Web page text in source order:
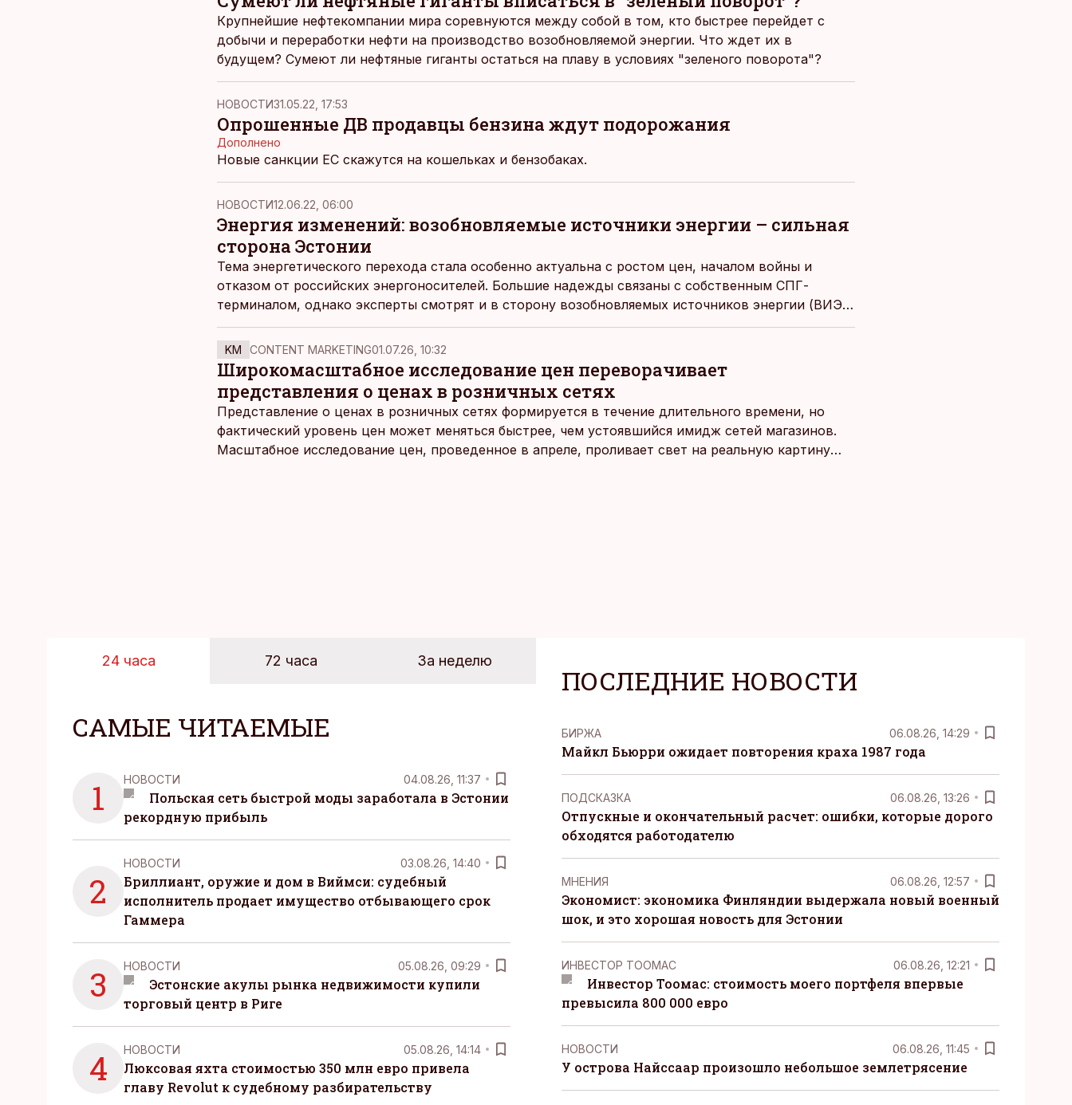
Крупнейшие нефтекомпании мира соревнуются между собой в том, кто быстрее перейдет c
добычи и переработки нефти на производство возобновляемой энергии. Что ждет их в
будущем? Сумеют ли нефтяные гиганты остаться на плаву в условиях "зеленого поворота"?
НОВОСТИ31.05.22, 17:53
Опрошенные ДВ продавцы бензина ждут подорожания
Дополнено
Новые санкции ЕС скажутся на кошельках и бензобаках.
НОВОСТИ12.06.22, 06:00
Энергия изменений: возобновляемые источники энергии – сильная
сторона Эстонии
Тема энергетического перехода стала особенно актуальна с ростом цен, началом войны и
отказом от российских энергоносителей. Большие надежды связаны с собственным СПГ-
терминалом, однако эксперты смотрят и в сторону возобновляемых источников энергии (ВИЭ).
Тем более, что доля ВИЭ в конечном энергопотреблении Эстонии значительно выше среднего
показателя по Европе.
KM CONTENT MARKETING01.07.26, 10:32
Широкомасштабное исследование цен переворачивает
представления о ценах в розничных сетях
Представление о ценах в розничных сетях формируется в течение длительного времени, но
фактический уровень цен может меняться быстрее, чем устоявшийся имидж сетей магазинов.
Масштабное исследование цен, проведенное в апреле, проливает свет на реальную картину
24 часа 72 часа За неделю
САМЫЕ ЧИТАЕМЫЕ
1 НОВОСТИ 04.08.26, 11:37
Польская сеть быстрой моды заработала в Эстонии
рекордную прибыль
2
НОВОСТИ 03.08.26, 14:40
Бриллиант, оружие и дом в Виймси: судебный
исполнитель продает имущество отбывающего срок
Гаммера
3 НОВОСТИ 05.08.26, 09:29
Эстонские акулы рынка недвижимости купили
торговый центр в Риге
4 НОВОСТИ 05.08.26, 14:14
Люксовая яхта стоимостью 350 млн евро привела
главу Revolut к судебному разбирательству
ПОСЛЕДНИЕ НОВОСТИ
БИРЖА 06.08.26, 14:29
Майкл Бьюрри ожидает повторения краха 1987 года
ПОДСКАЗКА 06.08.26, 13:26
Отпускные и окончательный расчет: ошибки, которые дорого
обходятся работодателю
MНЕНИЯ 06.08.26, 12:57
Экономист: экономика Финляндии выдержала новый военный
шок, и это хорошая новость для Эстонии
ИНВЕСТОР ТООМАС 06.08.26, 12:21
Инвестор Тоомас: стоимость моего портфеля впервые
превысила 800 000 евро
НОВОСТИ 06.08.26, 11:45
У острова Найссаар произошло небольшое землетрясение